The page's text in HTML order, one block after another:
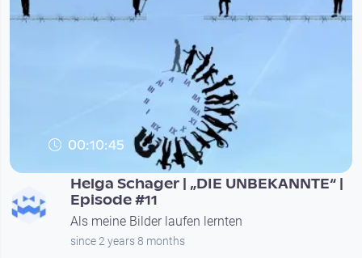
00:10:45
Helga Schager | „DIE UNBEKANNTE“ |
Episode #11
Als meine Bilder laufen lernten
since 2 years 8 months